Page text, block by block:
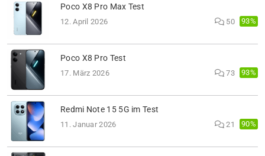
Poco X8 Pro Max Test
12. April 2026 50 93%
Poco X8 Pro Test
17. März 2026 73 93%
Redmi Note 15 5G im Test
11. Januar 2026 21 90%